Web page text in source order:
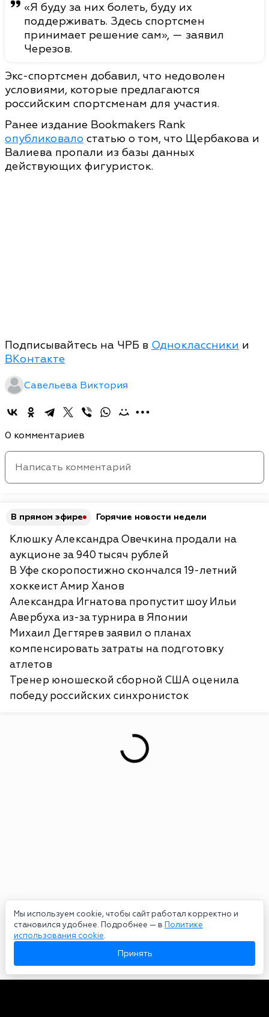
Мы используем cookie, чтобы сайт работал корректно и
становился удобнее. Подробнее — в Политике
использования cookie.
Принять
«Я буду за них болеть, буду их
поддерживать. Здесь спортсмен
принимает решение сам», — заявил
Черезов.
Экс-спортсмен добавил, что недоволен
условиями, которые предлагаются
российским спортсменам для участия.
Ранее издание Bookmakers Rank
опубликовало статью о том, что Щербакова и
Валиева пропали из базы данных
действующих фигуристок.
Подписывайтесь на ЧРБ в Одноклассники и
ВКонтакте
Савельева Виктория
0 комментариев
В прямом эфире Горячие новости недели
Клюшку Александра Овечкина продали на
аукционе за 940 тысяч рублей
В Уфе скоропостижно скончался 19-летний
хоккеист Амир Ханов
Александра Игнатова пропустит шоу Ильи
Авербуха из-за турнира в Японии
Михаил Дегтярев заявил о планах
компенсировать затраты на подготовку
атлетов
Тренер юношеской сборной США оценила
победу российских синхронисток